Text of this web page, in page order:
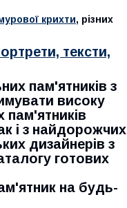
крихти, різних
тексти,
пам'ятників з
високу
пам'ятників
і з найдорожчих
дизайнерів з
готових
на будь-